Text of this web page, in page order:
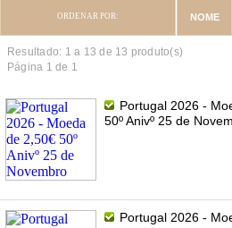
ORDENAR POR: NOME
Resultado: 1 a 13 de 13 produto(s)
Página 1 de 1
Portugal 2026 -
50º Anivº 25 de
Portugal 2026 -